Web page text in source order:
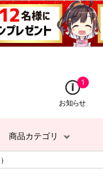
1
お知らせ
商品カテゴリ